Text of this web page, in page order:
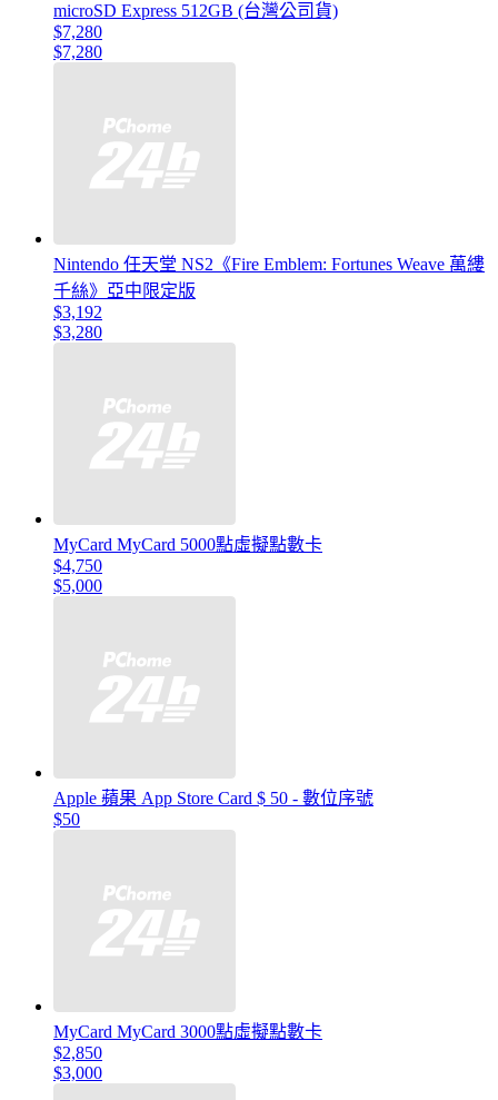
microSD Express 512GB (台灣公司貨)
$7,280
$7,280
Nintendo 任天堂 NS2《Fire Emblem: Fortunes Weave 萬縷
千絲》亞中限定版
$3,192
$3,280
MyCard MyCard 5000點虛擬點數卡
$4,750
$5,000
Apple 蘋果 App Store Card $ 50 - 數位序號
$50
MyCard MyCard 3000點虛擬點數卡
$2,850
$3,000